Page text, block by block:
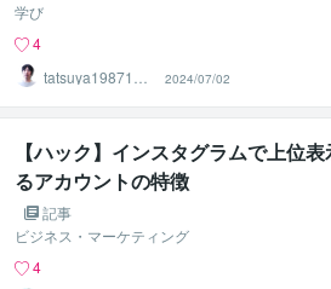
学び
4
tatsuya1987121
2024/07/02
【ハック】インスタグラムで上位
るアカウントの特徴
記事
ビジネス・マーケティング
4